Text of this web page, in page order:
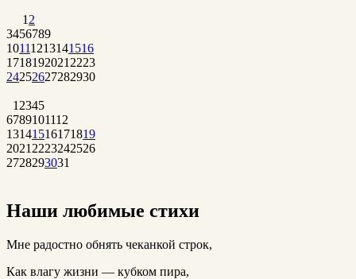
1 2
3456789
10111213141516
1718192021 2223
24252627282930
1 2345
6789101112
13141516171819
2021 2223242526
2728293031
Наши любимые стихи
Мне радостно обнять чеканкой строк,
Как влагу жизни — кубком пира,